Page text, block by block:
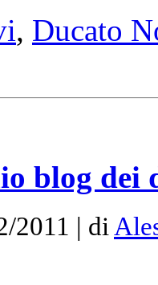
, Ducato
blog dei
2011 | di